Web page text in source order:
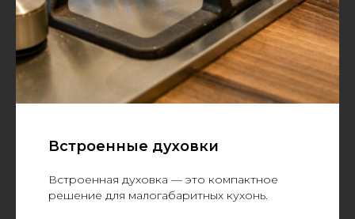
Встроенные духовки
Встроенная духовка — это компактное
решение для малогабаритных кухонь.